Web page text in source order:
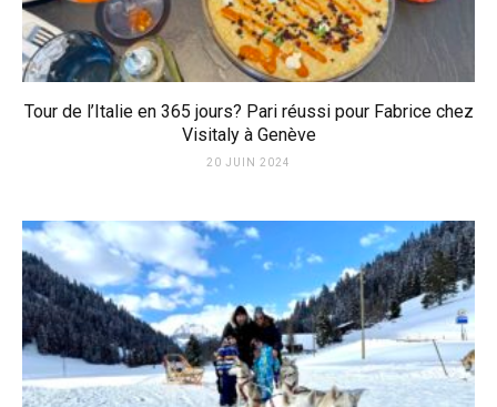
Tour de l’Italie en 365 jours? Pari réussi pour Fabrice chez
Visitaly à Genève
20 JUIN 2024